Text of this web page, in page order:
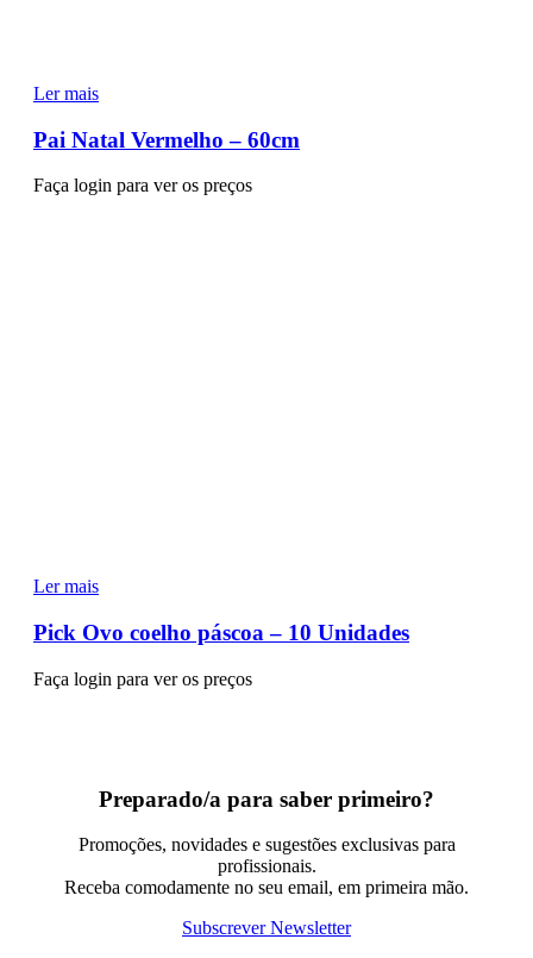
Ler mais
Pai Natal Vermelho – 60cm
Faça login para ver os preços
Ler mais
Pick Ovo coelho páscoa – 10 Unidades
Faça login para ver os preços
Preparado/a para saber primeiro?
Promoções, novidades e sugestões exclusivas para
profissionais.
Receba comodamente no seu email, em primeira mão.
Subscrever Newsletter